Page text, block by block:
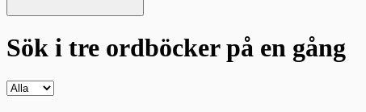
Sök i tre ordböckerpå en gång